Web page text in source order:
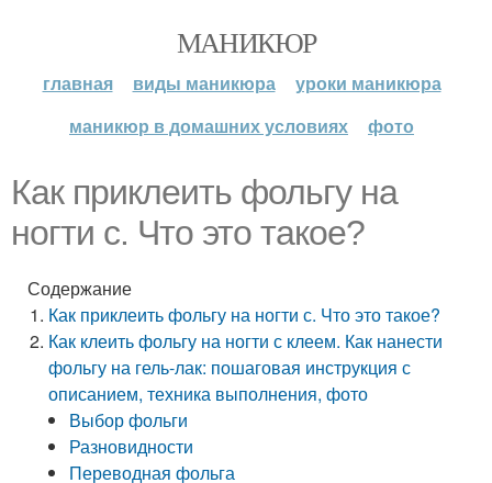
МАНИКЮР
главная виды маникюра
уроки маникюра
маникюр в домашних условиях
фото
Как приклеить фольгу на
ногти с. Что это такое?
Содержание
Как приклеить фольгу на ногти с. Что это такое?
Как клеить фольгу на ногти с клеем. Как нанести
фольгу на гель-лак: пошаговая инструкция с
описанием, техника выполнения, фото
Выбор фольги
Разновидности
Переводная фольга